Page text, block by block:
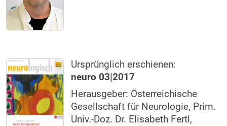
Ursprünglich erschienen:
neuro 03|2017
Herausgeber: Österreichische
Gesellschaft für Neurologie, Prim.
Univ.-Doz. Dr. Elisabeth Fertl,